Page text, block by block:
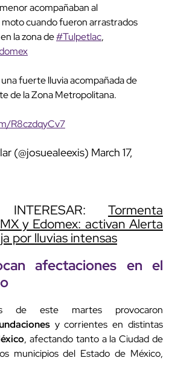
acompañaban al
cuando fueron arrastrados
la zona de#Tulpetlac,
fuerte lluvia acompañada de
de la Zona Metropolitana.
R8czdqyCv7
(@josuealeexis) March 17,
Tormenta
y Edomex: activan Alerta
por lluvias intensas
afectaciones en el
de este martes provocaron
y corrientes en distintas
, afectando tanto a la Ciudad de
municipios del Estado de México,